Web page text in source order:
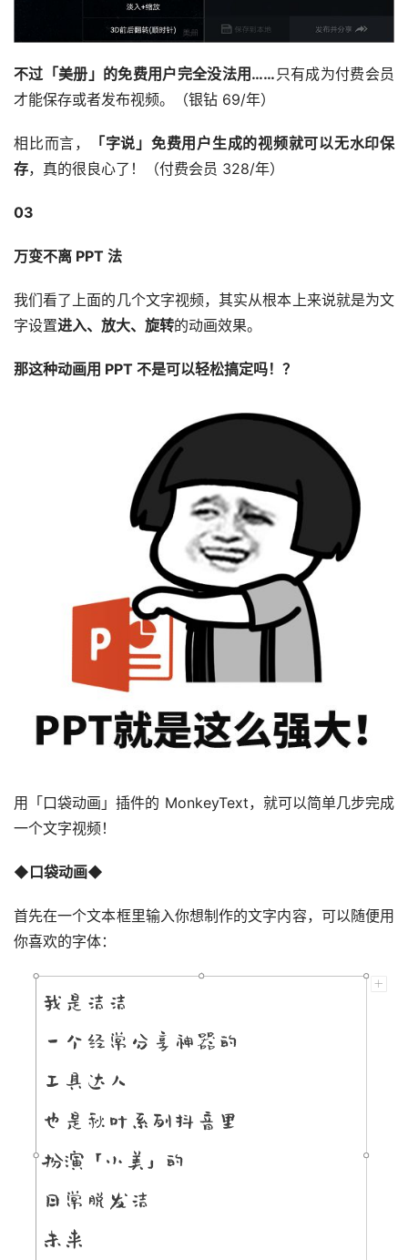
不过「美册」的免费用户完全没法用…… 只有成为付费会员
才能保存或者发布视频。（银钻 69/年）
相比而言，
「字说」免费用户生成的视频就可以无水印保
存，真的很良心了！（付费会员 328/年）
03
万变不离 PPT 法
我们看了上面的几个文字视频，其实从根本上来说就是为文
字设置进入、放大、旋转的动画效果。
那这种动画用 PPT 不是可以轻松搞定吗！？
用「口袋动画」插件的 MonkeyText，就可以简单几步完成
一个文字视频！
◆口袋动画◆
首先在一个文本框里输入你想制作的文字内容，可以随便用
你喜欢的字体：